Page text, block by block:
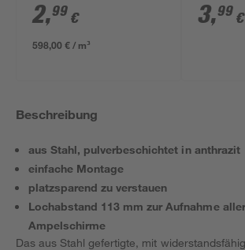
2,99 €
598,00 € / m³
3,99 €
Beschreibung
aus Stahl, pulverbeschichtet in anthrazit
einfache Montage
platzsparend zu verstauen
Lochabstand 113 mm zur Aufnahme
Ampelschirme
Das aus Stahl gefertigte, mit